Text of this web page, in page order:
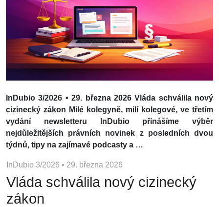
InDubio 3/2026 • 29. března 2026 Vláda schválila nový
cizinecký zákon Milé kolegyně, milí kolegové, ve třetím
vydání newsletteru InDubio přinášíme výběr
nejdůležitějších právních novinek z posledních dvou
týdnů, tipy na zajímavé podcasty a …
InDubio 3/2026 • 29. března 2026
Vláda schválila nový cizinecký
zákon